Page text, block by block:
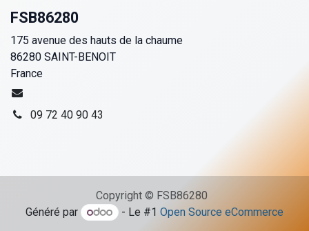
FSB86280
175 avenue des hauts de la chaume
86280 SAINT-BENOIT
France
09 72 40 90 43
Copyright © FSB86280
Généré par
- Le #1 Open Source eCommerce